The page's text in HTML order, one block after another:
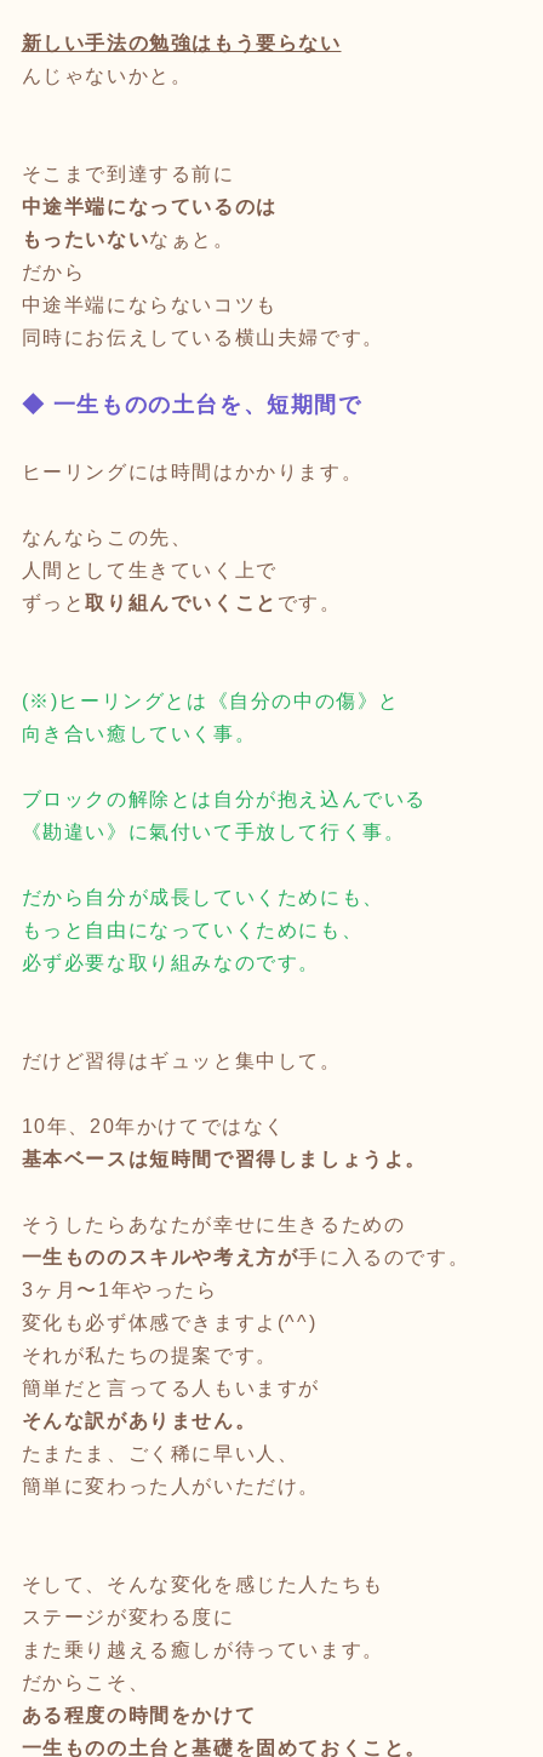
新しい手法の勉強はもう要らない
んじゃないかと。
そこまで到達する前に
中途半端になっているのは
もったいないなぁと。
だから
中途半端にならないコツも
同時にお伝えしている横山夫婦です。
◆ 一生ものの土台を、短期間で
ヒーリングには時間はかかります。
なんならこの先、
人間として生きていく上で
ずっと取り組んでいくこと です。
(※)ヒーリングとは《自分の中の傷》と
向き合い癒していく事。
ブロックの解除とは自分が抱え込んでいる
《勘違い》に氣付いて手放して行く事。
だから自分が成長していくためにも、
もっと自由になっていくためにも、
必ず必要な取り組みなのです。
だけど習得はギュッと集中して。
10年、20年かけてではなく
基本ベースは短時間で習得しましょうよ。
そうしたらあなたが幸せに生きるための
一生もののスキルや考え方が手に入るのです。
3ヶ月〜1年やったら
変化も必ず体感できますよ(^^)
それが私たちの提案です。
簡単だと言ってる人もいますが
そんな訳がありません。
たまたま、ごく稀に早い人、
簡単に変わった人がいただけ。
そして、そんな変化を感じた人たちも
ステージが変わる度に
また乗り越える癒しが待っています。
だからこそ、
ある程度の時間をかけて
一生ものの土台と基礎を固めておくこと。